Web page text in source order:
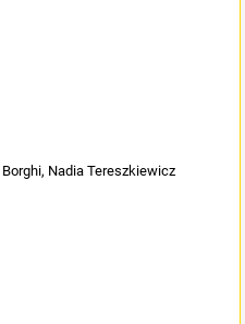
Nadia Tereszkiewicz